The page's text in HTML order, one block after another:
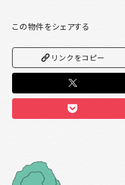
この物件をシェアする
リンクをコピー